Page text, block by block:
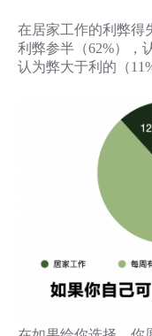
在居家工作的利弊得
利弊参半（62%），
认为弊大于利的（